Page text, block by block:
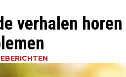
verhalen